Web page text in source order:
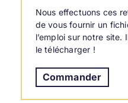
Nous effectuons ces
de vous fournir un
l’emploi sur notre site.
le télécharger !
Commander